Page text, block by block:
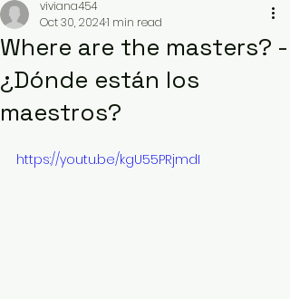
Where are the masters? -
¿Dónde están los
maestros?
viviana454
Oct 30, 20241 min read
https://youtu.be/kgU55PRjmdI